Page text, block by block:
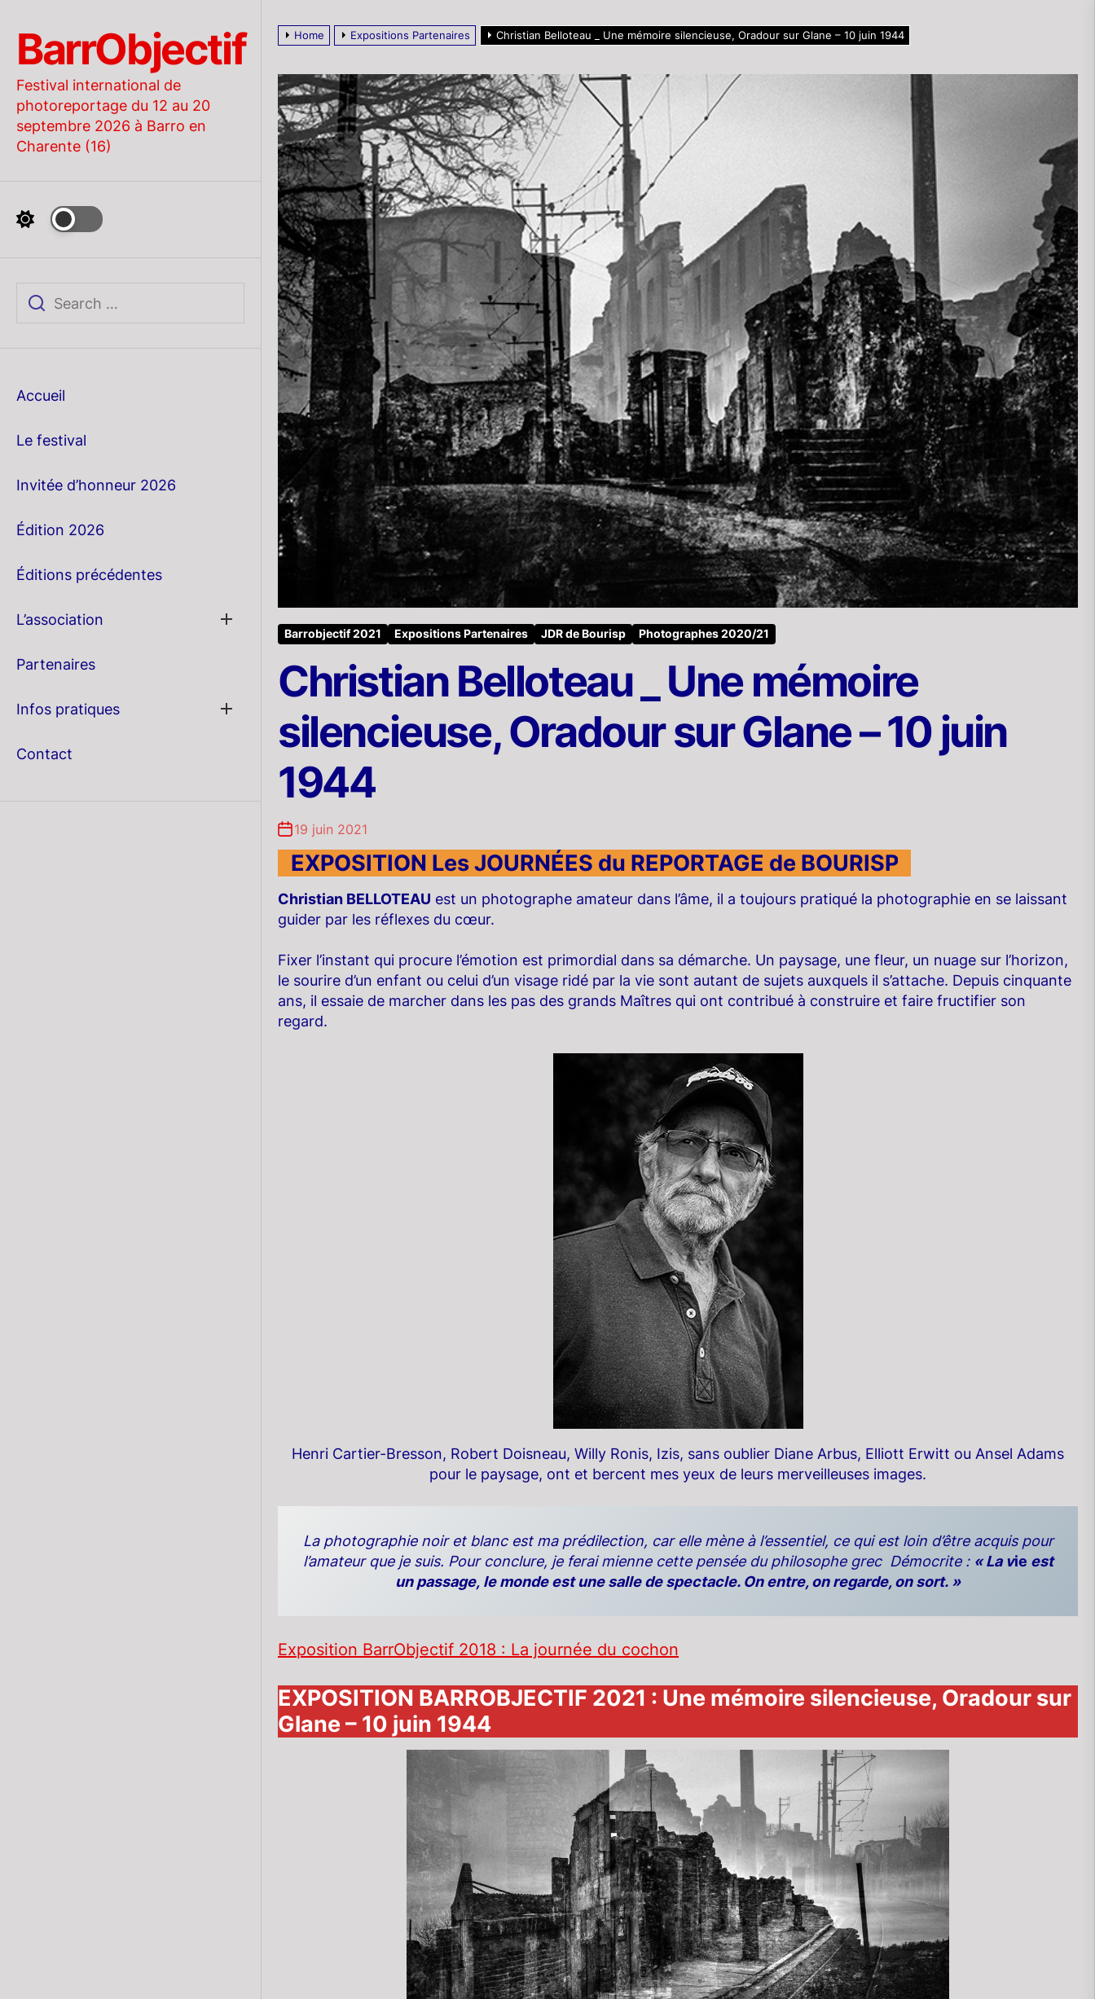
content
BarrObjectif
Festival international de
photoreportage du 12 au 20
septembre 2026 à Barro en
Charente (16)
Accueil
Le festival
Invitée d’honneur 2026
Édition 2026
Éditions précédentes
L’association
Show
Partenaires
Infos pratiques
Show
Contact
Home Expositions Partenaires Christian Belloteau _ Une mémoire silencieuse, Oradour sur Glane – 10 juin 1944
Barrobjectif 2021 Expositions Partenaires JDR de Bourisp Photographes 2020/21
Christian Belloteau _ Une mémoire
silencieuse, Oradour sur Glane – 10 juin
1944
19 juin 2021
EXPOSITION Les JOURNÉES du REPORTAGE de BOURISP
Christian BELLOTEAU est un photographe amateur dans l’âme, il a toujours pratiqué la photographie en se laissant
guider par les réflexes du cœur.
Fixer l’instant qui procure l’émotion est primordial dans sa démarche. Un paysage, une fleur, un nuage sur l’horizon,
le sourire d’un enfant ou celui d’un visage ridé par la vie sont autant de sujets auxquels il s’attache. Depuis cinquante
ans, il essaie de marcher dans les pas des grands Maîtres qui ont contribué à construire et faire fructifier son
regard.
Henri Cartier-Bresson, Robert Doisneau, Willy Ronis, Izis, sans oublier Diane Arbus, Elliott Erwitt ou Ansel Adams
pour le paysage, ont et bercent mes yeux de leurs merveilleuses images.
La photographie noir et blanc est ma prédilection, car elle mène à l’essentiel, ce qui est loin d’être acquis pour
l’amateur que je suis. Pour conclure, je ferai mienne cette pensée du philosophe grec Démocrite : « La vie est
un passage, le monde est une salle de spectacle. On entre, on regarde, on sort. »
Exposition BarrObjectif 2018 : La journée du cochon
EXPOSITION BARROBJECTIF 2021 : Une mémoire silencieuse, Oradour sur
Glane – 10 juin 1944